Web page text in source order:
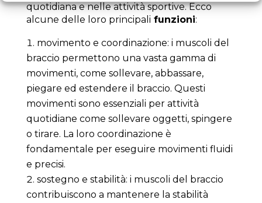
quotidiana e nelle attività sportive. Ecco
alcune delle loro principali funzioni:
movimento e coordinazione: i muscoli del
braccio permettono una vasta gamma di
movimenti, come sollevare, abbassare,
piegare ed estendere il braccio. Questi
movimenti sono essenziali per attività
quotidiane come sollevare oggetti, spingere
o tirare. La loro coordinazione è
fondamentale per eseguire movimenti fluidi
e precisi.
sostegno e stabilità: i muscoli del braccio
contribuiscono a mantenere la stabilità